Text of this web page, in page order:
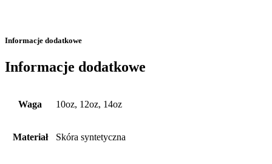
Informacje dodatkowe
Informacje dodatkowe
Waga 10oz, 12oz, 14oz
Materiał Skóra syntetyczna